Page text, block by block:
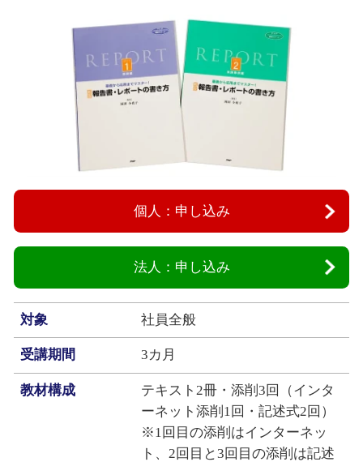
個人：申し込み
法人：申し込み
対象 社員全般
受講期間 3カ月
教材構成
テキスト2冊・添削3回（インタ
ーネット添削1回・記述式2回）
※1回目の添削はインターネッ
ト、2回目と3回目の添削は記述